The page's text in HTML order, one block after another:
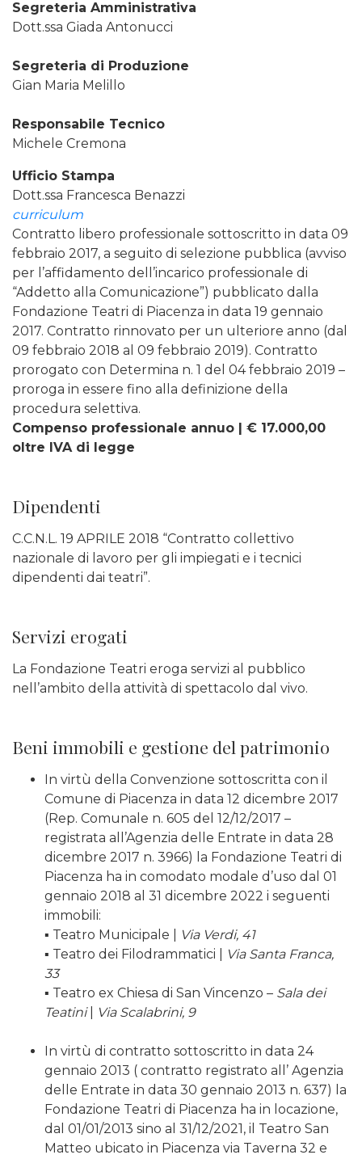
Segreteria Amministrativa
Dott.ssa Giada Antonucci
Segreteria di Produzione
Gian Maria Melillo
Responsabile Tecnico
Michele Cremona
Ufficio Stampa
Dott.ssa Francesca Benazzi
curriculum
Contratto libero professionale sottoscritto in data 09
febbraio 2017, a seguito di selezione pubblica (avviso
per l’affidamento dell’incarico professionale di
“Addetto alla Comunicazione”) pubblicato dalla
Fondazione Teatri di Piacenza in data 19 gennaio
2017. Contratto rinnovato per un ulteriore anno (dal
09 febbraio 2018 al 09 febbraio 2019). Contratto
prorogato con Determina n. 1 del 04 febbraio 2019 –
proroga in essere fino alla definizione della
procedura selettiva.
Compenso professionale annuo | € 17.000,00
oltre IVA di legge
Dipendenti
C.C.N.L. 19 APRILE 2018 “Contratto collettivo
nazionale di lavoro per gli impiegati e i tecnici
dipendenti dai teatri”.
Servizi erogati
La Fondazione Teatri eroga servizi al pubblico
nell’ambito della attività di spettacolo dal vivo.
Beni immobili e gestione del patrimonio
In virtù della Convenzione sottoscritta con il
Comune di Piacenza in data 12 dicembre 2017
(Rep. Comunale n. 605 del 12/12/2017 –
registrata all’Agenzia delle Entrate in data 28
dicembre 2017 n. 3966) la Fondazione Teatri di
Piacenza ha in comodato modale d’uso dal 01
gennaio 2018 al 31 dicembre 2022 i seguenti
immobili:
▪︎ Teatro Municipale |
Via Verdi, 41
▪︎ Teatro dei Filodrammatici |
Via Santa Franca,
33
▪︎ Teatro ex Chiesa di San Vincenzo – Sala dei
Teatini| Via Scalabrini, 9
In virtù di contratto sottoscritto in data 24
gennaio 2013 ( contratto registrato all’ Agenzia
delle Entrate in data 30 gennaio 2013 n. 637) la
Fondazione Teatri di Piacenza ha in locazione,
dal 01/01/2013 sino al 31/12/2021, il Teatro San
Matteo ubicato in Piacenza via Taverna 32 e